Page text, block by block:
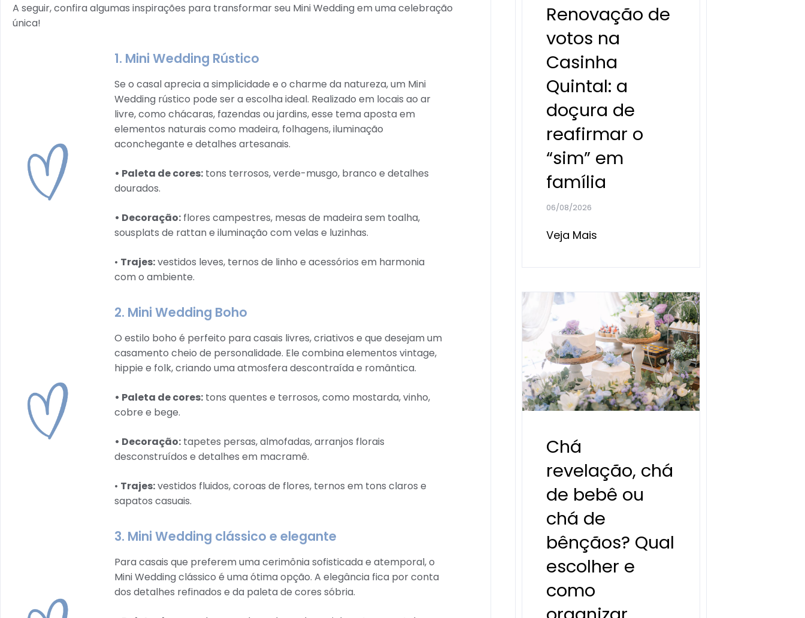
A seguir, confira algumas inspirações para transformar seu Mini Wedding em uma celebração
única!
1. Mini Wedding Rústico
Se o casal aprecia a simplicidade e o charme da natureza, um Mini
Wedding rústico pode ser a escolha ideal. Realizado em locais ao ar
livre, como chácaras, fazendas ou jardins, esse tema aposta em
elementos naturais como madeira, folhagens, iluminação
aconchegante e detalhes artesanais.
• Paleta de cores:tons terrosos, verde-musgo, branco e detalhes
dourados.
• Decoração:flores campestres, mesas de madeira sem toalha,
sousplats de rattan e iluminação com velas e luzinhas.
• Trajes:vestidos leves, ternos de linho e acessórios em harmonia
com o ambiente.
2. Mini Wedding Boho
O estilo boho é perfeito para casais livres, criativos e que desejam um
casamento cheio de personalidade. Ele combina elementos vintage,
hippie e folk, criando uma atmosfera descontraída e romântica.
• Paleta de cores:tons quentes e terrosos, como mostarda, vinho,
cobre e bege.
• Decoração:tapetes persas, almofadas, arranjos florais
desconstruídos e detalhes em macramê.
• Trajes:vestidos fluidos, coroas de flores, ternos em tons claros e
sapatos casuais.
3. Mini Wedding clássico e elegante
Para casais que preferem uma cerimônia sofisticada e atemporal, o
Mini Wedding clássico é uma ótima opção. A elegância fica por conta
dos detalhes refinados e da paleta de cores sóbria.
Renovação de
votos na
Casinha
Quintal: a
doçura de
reafirmar o
“sim” em
família
06/08/2026
Veja Mais
Chá
revelação, chá
de bebê ou
chá de
bênçãos? Qual
escolher e
como